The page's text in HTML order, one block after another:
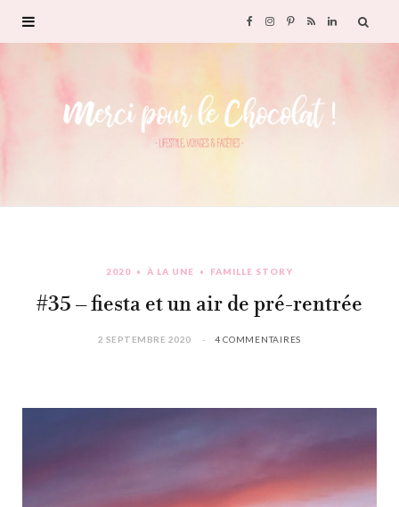
F
c
o
k
I
r
P
n
R
S
L
2020 À LA UNE FAMILLE STORY
#35 – fiesta et un air de pré-rentrée
2 SEPTEMBRE 2020 4 COMMENTAIRES